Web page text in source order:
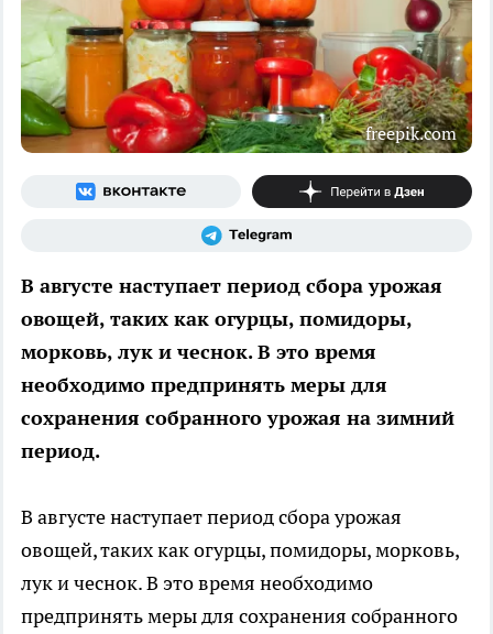
freepik.com
В августе наступает период сбора урожая
овощей, таких как огурцы, помидоры,
морковь, лук и чеснок. В это время
необходимо предпринять меры для
сохранения собранного урожая на зимний
период.
В августе наступает период сбора урожая
овощей, таких как огурцы, помидоры, морковь,
лук и чеснок. В это время необходимо
предпринять меры для сохранения собранного